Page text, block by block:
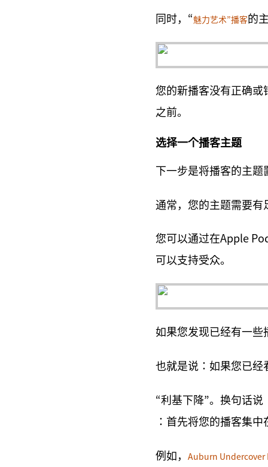
同时，“ 魅力艺术”播客的
您的新播客没有正确
之前。
选择一个播客主题
下一步是将播客的主题
通常，您的主题需要有
您可以通过在Apple
可以支持受众。
如果您发现已经有一些
也就是说：如果您已经
“利基下降”。换句话说
：首先将您的播客集
例如， Auburn Undercover